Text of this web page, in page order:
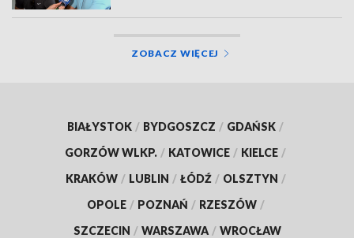
ZOBACZ WIĘCEJ
BIAŁYSTOK / BYDGOSZCZ / GDAŃSK /
GORZÓW WLKP. / KATOWICE / KIELCE /
KRAKÓW / LUBLIN / ŁÓDŹ / OLSZTYN /
OPOLE / POZNAŃ / RZESZÓW /
SZCZECIN / WARSZAWA / WROCŁAW